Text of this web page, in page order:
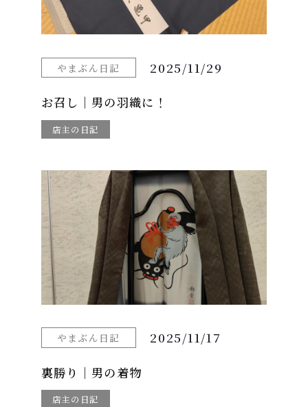
やまぶん日記 2025/11/29
お召し｜男の羽織に！
店主の日記
やまぶん日記 2025/11/17
裏勝り｜男の着物
店主の日記